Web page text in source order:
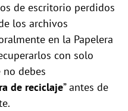
de escritorio perdidos
los archivos
en la Papelera
con solo
no debes
de reciclaje” antes de